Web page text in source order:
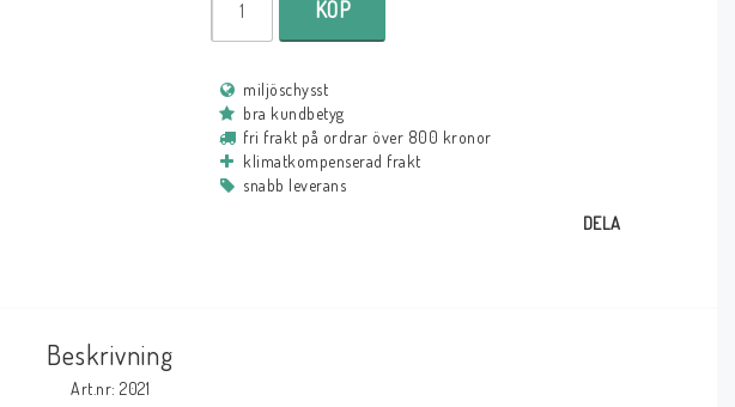
KÖP
miljöschysst
bra kundbetyg
fri frakt på ordrar över 800 kronor
klimatkompenserad frakt
snabb leverans
DELA
Beskrivning
Art.nr: 2021